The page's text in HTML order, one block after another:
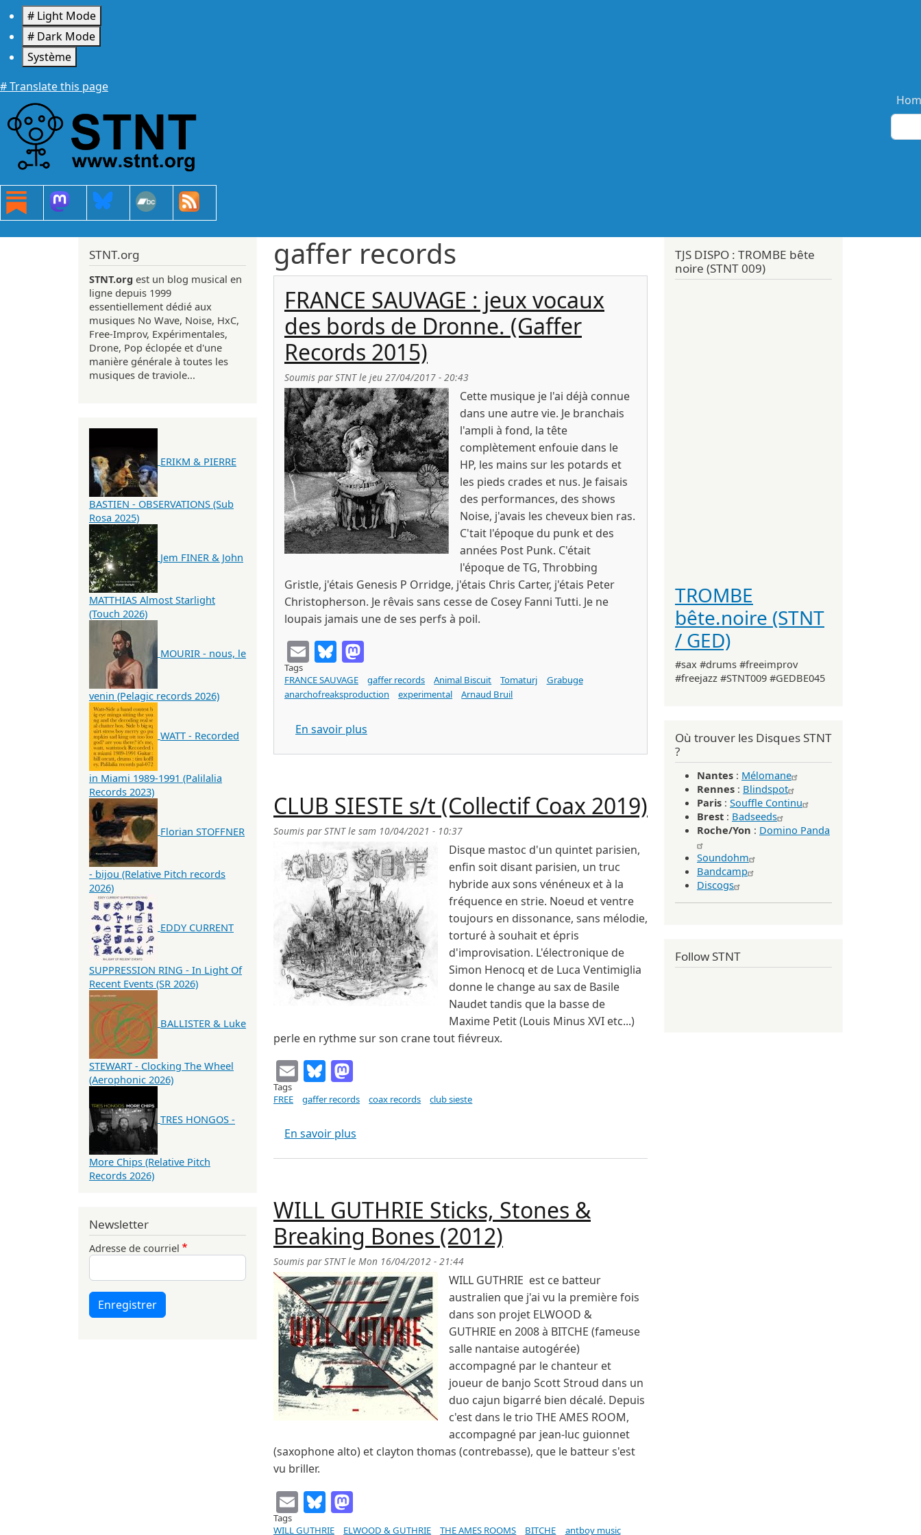
Aller au contenu principal
# Light Mode
# Dark Mode
Système
# Translate this page
gaffer records
FRANCE SAUVAGE : jeux vocaux
des bords de Dronne. (Gaffer
Records 2015)
Soumis parSTNTle jeu 27/04/2017 - 20:43
Cette musique je l'ai déjà connue
dans une autre vie. Je branchais
l'ampli à fond, la tête
complètement enfouie dans le
HP, les mains sur les potards et
les pieds crades et nus. Je faisais
des performances, des shows
Noise, j'avais les cheveux bien ras.
C'tait l'époque du punk et des
années Post Punk. C'était
l'époque de TG, Throbbing
Gristle, j'étais Genesis P Orridge, j'étais Chris Carter, j'étais Peter
Christopherson. Je rêvais sans cesse de Cosey Fanni Tutti. Je ne
loupais jamais une de ses perfs à poil.
EmailBluesky
Tags
FRANCE SAUVAGE
gaffer records Animal Biscuit Tomaturj
Grabuge
anarchofreaksproduction
experimental Arnaud Bruil
En savoir plus
CLUB SIESTE s/t (Collectif Coax 2019)
Soumis parSTNTle sam 10/04/2021 - 10:37
Disque mastoc d'un quintet parisien,
enfin soit disant parisien, un truc
hybride aux sons vénéneux et à la
fréquence en strie. Noeud et ventre
toujours en dissonance, sans mélodie,
torturé à souhait et épris
d'improvisation. L'électronique de
Simon Henocq et de Luca Ventimiglia
donne le change au sax de Basile
Naudet tandis que la basse de
Maxime Petit (Louis Minus XVI etc...)
perle en rythme sur son crane tout fiévreux.
EmailBluesky
Tags
FREE
gaffer records coax records club sieste
En savoir plus
WILL GUTHRIE Sticks, Stones &
Breaking Bones (2012)
Soumis parSTNTle Mon 16/04/2012 - 21:44
WILL GUTHRIE est ce batteur
australien que j'ai vu la première fois
dans son projet ELWOOD &
GUTHRIE en 2008 à BITCHE (fameuse
salle nantaise autogérée)
accompagné par le chanteur et
joueur de banjo Scott Stroud dans un
duo cajun bigarré bien décalé. Depuis
c'est dans le trio THE AMES ROOM,
accompagné par jean-luc guionnet
(saxophone alto) et clayton thomas (contrebasse), que le batteur s'est
vu briller.
EmailBluesky
Tags
WILL GUTHRIE
ELWOOD & GUTHRIE THE AMES ROOMS BITCHE antboy music
STNT.org
STNT.org est un blog musical en
ligne depuis 1999
essentiellement dédié aux
musiques No Wave, Noise, HxC,
Free-Improv, Expérimentales,
Drone, Pop éclopée et d'une
manière générale à toutes les
musiques de traviole...
ERIKM & PIERRE
BASTIEN - OBSERVATIONS (Sub
Rosa 2025)
Jem FINER & John
MATTHIAS Almost Starlight
(Touch 2026)
MOURIR - nous, le
venin (Pelagic records 2026)
WATT - Recorded
in Miami 1989-1991 (Palilalia
Records 2023)
Florian STOFFNER
- bijou (Relative Pitch records
2026)
EDDY CURRENT
SUPPRESSION RING - In Light Of
Recent Events (SR 2026)
BALLISTER & Luke
STEWART - Clocking The Wheel
(Aerophonic 2026)
TRES HONGOS -
More Chips (Relative Pitch
Records 2026)
Newsletter
Adresse de courriel
Enregistrer
TJS DISPO : TROMBE bête
noire (STNT 009)
TROMBE
bête.noire (STNT
/ GED)
#sax #drums #freeimprov
#freejazz #STNT009 #GEDBE045
Où trouver les Disques STNT
?
Nantes : Mélomane
Rennes : Blindspot
Paris : Souffle Continu
Brest : Badseeds
Roche/Yon : Domino Panda
Soundohm
Bandcamp
Discogs
Follow STNT